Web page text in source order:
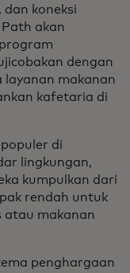
koneksi
akan
dengan
layanan makanan
kafetaria di
di
lingkungan,
kumpulkan dari
rendah untuk
atau makanan
penghargaan